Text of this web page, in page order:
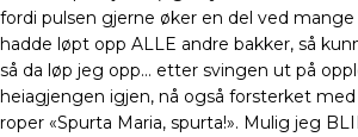
fordi pulsen gjerne øker en del ved
hadde løpt opp ALLE andre bakker, så
så da løp jeg opp… etter svingen ut på
heiagjengen igjen, nå også forsterket
roper «Spurta Maria, spurta!». Mulig jeg